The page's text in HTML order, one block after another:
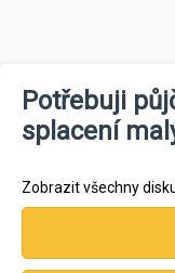
Potřebuji
splacení
Zobrazit všechny